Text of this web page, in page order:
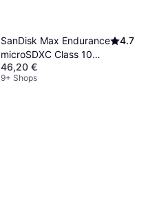
SanDisk Max Endurance
microSDXC Class 10
UHS-I U3 V30 64GB
4.7
46,20 €
9+ Shops